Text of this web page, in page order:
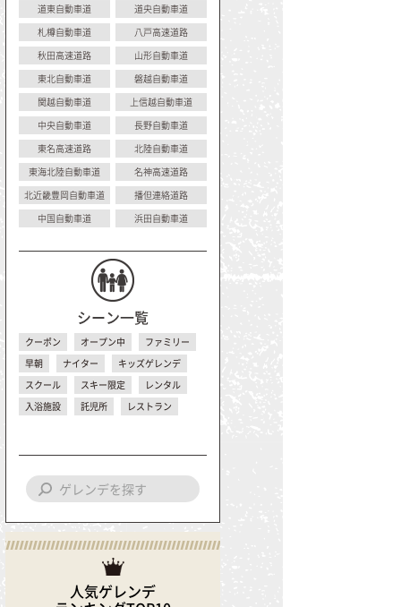
道東自動車道
道央自動車道
札樽自動車道
八戸高速道路
秋田高速道路
山形自動車道
東北自動車道
磐越自動車道
関越自動車道
上信越自動車道
中央自動車道
長野自動車道
東名高速道路
北陸自動車道
東海北陸自動車道
名神高速道路
北近畿豊岡自動車道
播但連絡道路
中国自動車道
浜田自動車道
シーン一覧
クーポン オープン中
ファミリー
早朝
ナイター
キッズゲレンデ
スクール
スキー限定
レンタル
入浴施設
託児所 レストラン
人気ゲレンデ